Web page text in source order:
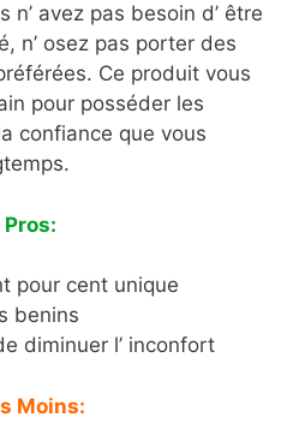
n’ avez pas besoin d’ être
n’ osez pas porter des
Ce produit vous
pour posséder les
confiance que vous
Pros:
pour cent unique
benins
diminuer l’ inconfort
Moins: